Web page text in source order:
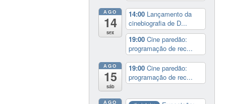
AGO
14
sex
14:00 Lançamento da
cinebiografia de D...
19:00Cine paredão:
programação de rec...
AGO
15
sáb
19:00Cine paredão:
programação de rec...
AGO